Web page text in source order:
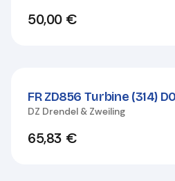
50,00 €
FR ZD856 Turbine (314)
DZ Drendel & Zweiling
65,83 €